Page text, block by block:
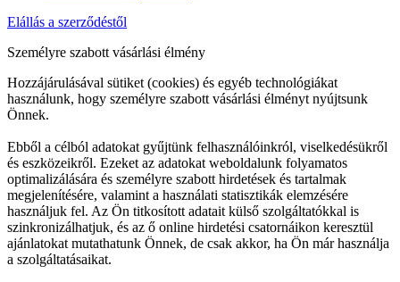
Elállás a szerződéstől
Személyre szabott vásárlási élmény
Hozzájárulásával sütiket (cookies) és egyéb technológiákat
használunk, hogy személyre szabott vásárlási élményt nyújtsunk
Önnek.
Ebből a célból adatokat gyűjtünk felhasználóinkról, viselkedésükről
és eszközeikről. Ezeket az adatokat weboldalunk folyamatos
optimalizálására és személyre szabott hirdetések és tartalmak
megjelenítésére, valamint a használati statisztikák elemzésére
használjuk fel. Az Ön titkosított adatait külső szolgáltatókkal is
szinkronizálhatjuk, és az ő online hirdetési csatornáikon keresztül
ajánlatokat mutathatunk Önnek, de csak akkor, ha Ön már használja
a szolgáltatásaikat.